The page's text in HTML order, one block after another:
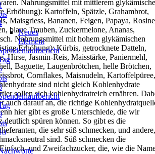
Nahrungsmittel mit mittlerem
Erhöhung): Kartoffeln, Spätzle, Grahambrot,
Maisgriess, Bananen, Feigen, Papaya,
blaue Trauben, Zuckermelone, Ananas,
Nahrungsmittel mit hohem glykämischen
Erhöhung): Kürbis, getrocknete Datteln,
Hirse, Jasmin-Reis, Maisstärke, Paniermehl,
Baguette, Laugenbrötchen, helle Brötchen,
Cornflakes, Maisnudeln, Kartoffelpüree,
sind nicht gleich Kohlenhydrate
sollen sich kohlenhydratreich ernähren.
auch darauf an, die richtige
hier gibt es große Unterschiede, die wir
deutlich spüren können. So gibt es die
die sehr süß schmecken, und andere,
sind. Süß schmecken die
und Zweifachzucker, die, wie die
Neues
Element